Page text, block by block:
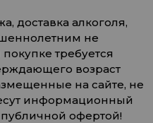
доставка алкоголя,
не
требуется
возраст
на сайте, не
информационный
публичной офертой!